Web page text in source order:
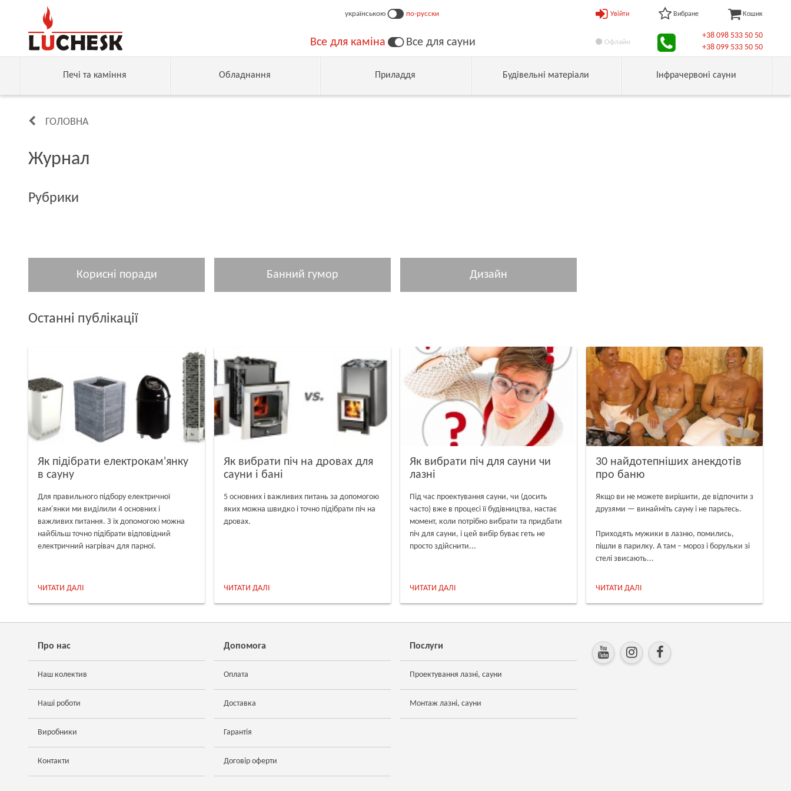
українською по-русски
Все для каміна Все для сауни
Увійти Вибране Кошик
Офлайн
+38 098 533 50 50
+38 099 533 50 50
Печі та каміння Обладнання Приладдя Будівельні матеріали Інфрачервоні сауни
ГОЛОВНА
Журнал
Рубрики
Корисні поради Банний гумор Дизайн
Останні публікації
Як підібрати електрокам'янку
в сауну
Для правильного підбору електричної
кам'янки ми виділили 4 основних і
важливих питання. З їх допомогою можна
найбільш точно підібрати відповідний
електричний нагрівач для парної.
ЧИТАТИ ДАЛІ
Як вибрати піч на дровах для
сауни і бані
5 основних і важливих питань за допомогою
яких можна швидко і точно підібрати піч на
дровах.
ЧИТАТИ ДАЛІ
Як вибрати піч для сауни чи
лазні
Під час проектування сауни, чи (досить
часто) вже в процесі її будівництва, настає
момент, коли потрібно вибрати та придбати
піч для сауни, і цей вибір буває геть не
просто здійснити...
ЧИТАТИ ДАЛІ
30 найдотепніших анекдотів
про баню
Якщо ви не можете вирішити, де відпочити з
друзями — винайміть сауну і не парьтесь.
Приходять мужики в лазню, помились,
пішли в парилку. А там – мороз і борульки зі
стелі звисають...
ЧИТАТИ ДАЛІ
Про нас
Наш колектив
Наші роботи
Виробники
Контакти
Допомога
Оплата
Доставка
Гарантія
Договір оферти
Послуги
Проектування лазні, сауни
Монтаж лазні, сауни